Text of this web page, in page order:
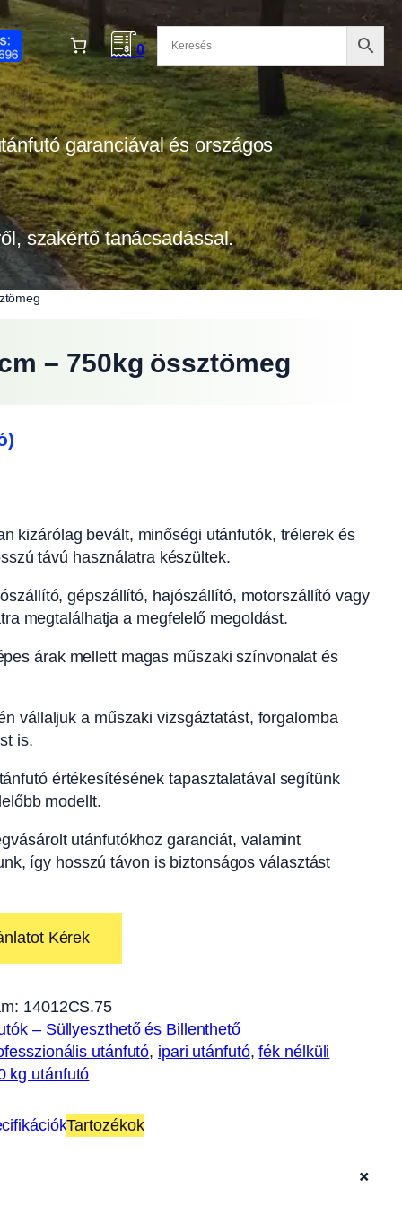
0
garanciával és országos
szakértő tanácsadással.
– 750kg össztömeg
kizárólag bevált, minőségi utánfutók, trélerek és
távú használatra készültek.
gépszállító, hajószállító, motorszállító vagy
megtalálhatja a megfelelő megoldást.
árak mellett magas műszaki színvonalat és
vállaljuk a műszaki vizsgáztatást, forgalomba
is.
értékesítésének tapasztalatával segítünk
modellt.
utánfutókhoz garanciát, valamint
így hosszú távon is biztonságos választást
Kérek
14012CS.75
– Süllyeszthető és Billenthető
utánfutó, ipari utánfutó, fék nélküli
kg utánfutó
Tartozékok
+